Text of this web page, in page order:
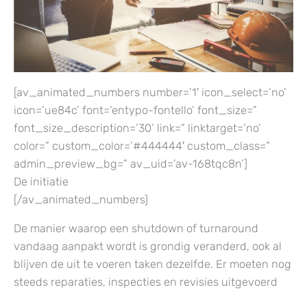
[av_animated_numbers number=’1′ icon_select=’no’
icon=’ue84c’ font=’entypo-fontello’ font_size=”
font_size_description=’30’ link=” linktarget=’no’
color=” custom_color=’#444444′ custom_class=”
admin_preview_bg=” av_uid=’av-168tqc8n’]
De initiatie
[/av_animated_numbers]
De manier waarop een shutdown of turnaround
vandaag aanpakt wordt is grondig veranderd, ook al
blijven de uit te voeren taken dezelfde. Er moeten nog
steeds reparaties, inspecties en revisies uitgevoerd